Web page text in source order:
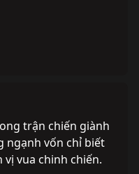
trận chiến giành
ngạnh vốn chỉ biết
vua chinh chiến.